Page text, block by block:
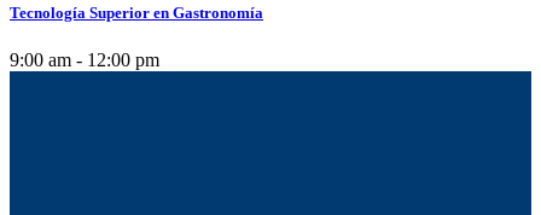
Tecnología Superior en Gastronomía
9:00 am - 12:00 pm